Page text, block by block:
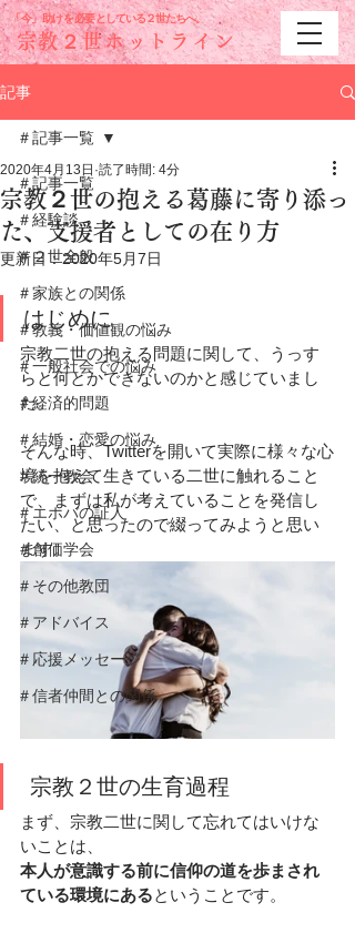
宗教２世ホットライン
「今」助けを必要と している２世たちへ。
記事
＃記事一覧
＃経験談
＃２世全般
＃家族との関係
＃教義・価値観の悩み
＃一般社会での悩み
＃経済的問題
＃結婚・恋愛の悩み
＃統一教会
＃エホバの証人
＃創価学会
＃その他教団
＃アドバイス
＃応援メッセージ
＃信者仲間との関係
＃記事一覧
宗教２世の抱える葛藤に寄り添っ
た、支援者としての在り方
2020年4月13日 読了時間: 4分
更新日：2020年5月7日
はじめに
宗教二世の抱える問題に関して、うっす
らと何とかできないのかと感じていまし
た。
そんな時、Twitterを開いて実際に様々な心
境を抱えて生きている二世に触れること
で、まずは私が考えていることを発信し
たい、と思ったので綴ってみようと思い
ます。
宗教２世の生育過程
まず、宗教二世に関して忘れてはいけな
いことは、
本人が意識する前に信仰の道を歩まされ
ている環境にあるということです。